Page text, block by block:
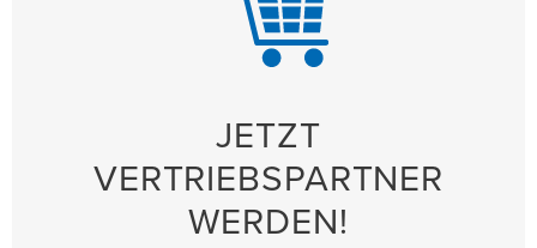
JETZT
VERTRIEBSPARTNER
WERDEN!